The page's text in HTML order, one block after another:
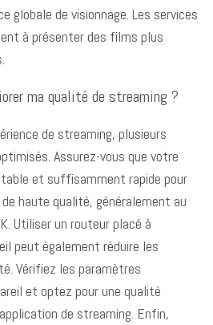
globale de visionnage. Les services
à présenter des films plus
ma qualité de streaming ?
de streaming, plusieurs
Assurez-vous que votre
et suffisamment rapide pour
haute qualité, généralement au
Utiliser un routeur placé à
peut également réduire les
Vérifiez les paramètres
et optez pour une qualité
de streaming. Enfin,